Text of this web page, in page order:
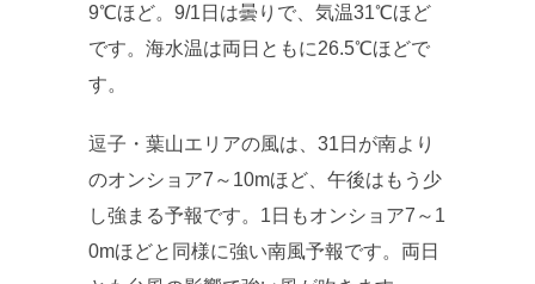
9℃ほど。9/1日は曇りで、気温31℃ほど
です。海水温は両日ともに26.5℃ほどで
す。
逗子・葉山エリアの風は、31日が南より
のオンショア7～10mほど、午後はもう少
し強まる予報です。1日もオンショア7～1
0mほどと同様に強い南風予報です。両日